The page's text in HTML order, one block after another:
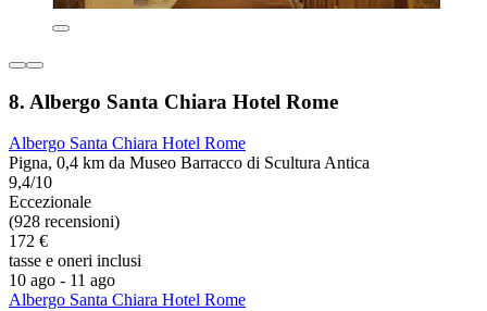
8. Albergo Santa Chiara Hotel Rome
Albergo Santa Chiara Hotel Rome
Pigna, 0,4 km da Museo Barracco di Scultura Antica
9,4/10
Eccezionale
(928 recensioni)
172 €
tasse e oneri inclusi
10 ago - 11 ago
Albergo Santa Chiara Hotel Rome